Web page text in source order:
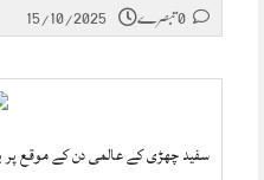
15/10/2025
سفید چھڑی کے عالمی دن کے موقع